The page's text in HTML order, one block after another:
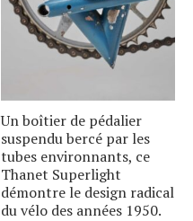
Un boîtier de pédalier
suspendu bercé par les
tubes environnants, ce
Thanet Superlight
démontre le design radical
du vélo des années 1950.